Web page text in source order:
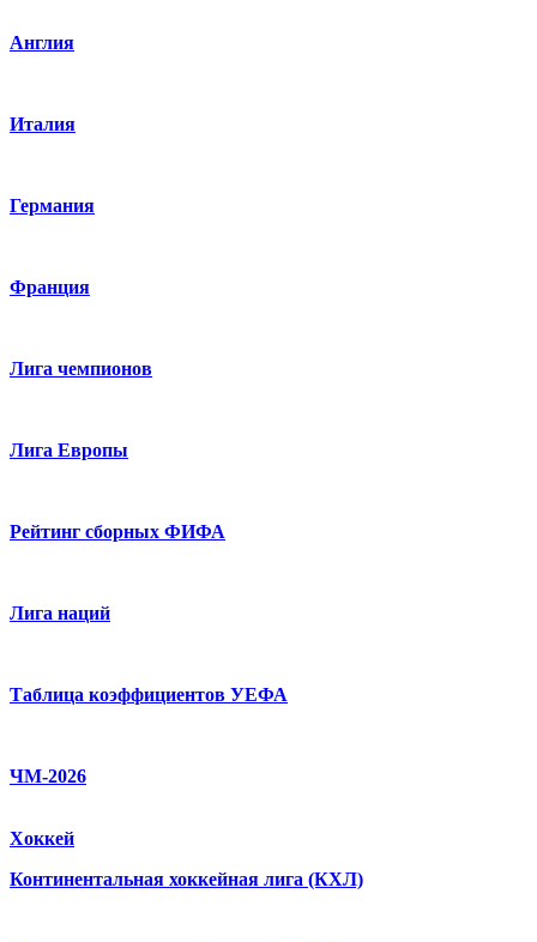
Англия
Италия
Германия
Франция
Лига чемпионов
Лига Европы
Рейтинг сборных ФИФА
Лига наций
Таблица коэффициентов УЕФА
ЧМ-2026
Хоккей
Континентальная хоккейная лига (КХЛ)